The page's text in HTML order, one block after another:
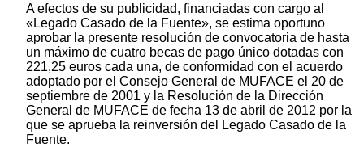
A efectos de su publicidad, financiadas con cargo al
«Legado Casado de la Fuente», se estima oportuno
aprobar la presente resolución de convocatoria de hasta
un máximo de cuatro becas de pago único dotadas con
221,25 euros cada una, de conformidad con el acuerdo
adoptado por el Consejo General de MUFACE el 20 de
septiembre de 2001 y la Resolución de la Dirección
General de MUFACE de fecha 13 de abril de 2012 por la
que se aprueba la reinversión del Legado Casado de la
Fuente.